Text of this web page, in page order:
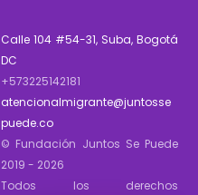
Calle 104 #54-31, Suba, Bogotá
DC
+573225142181
atencionalmigrante@juntosse
puede.co
© Fundación Juntos Se Puede
2019 - 2026
Todos los derechos